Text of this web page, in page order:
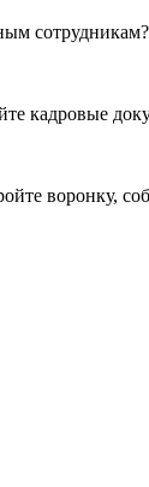
сотрудникам?
кадровые
воронку,